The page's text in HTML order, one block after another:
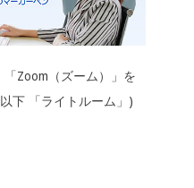
Zoom（ズーム）」を
下 「ライトルーム」)